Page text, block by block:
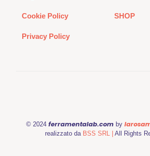
Cookie Policy
Privacy Policy
SHOP
© 2024 ferramentalab.comby
realizzato da BSS SRL | All Rights